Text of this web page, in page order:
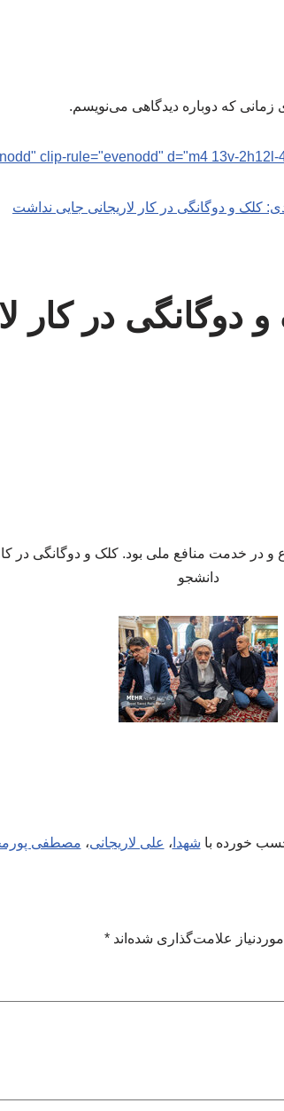
زمانی که دوباره دیدگاهی می‌نویسم.
دوگانگی در کار
در خدمت منافع ملی بود. کلک و دوگانگی در
دانشجو
خورده با شهدا ، علی لاریجانی، مصطفی
علامت‌گذاری شده‌اند*